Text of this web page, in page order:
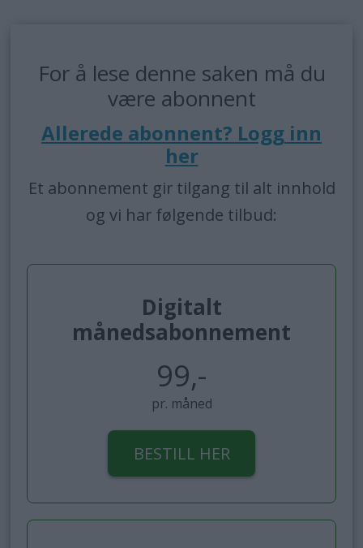
For å lese denne saken må du
være abonnent
Allerede abonnent? Logg inn
her
Et abonnement gir tilgang til alt innhold
og vi har følgende tilbud:
Digitalt
månedsabonnement
99,-
pr. måned
BESTILL HER